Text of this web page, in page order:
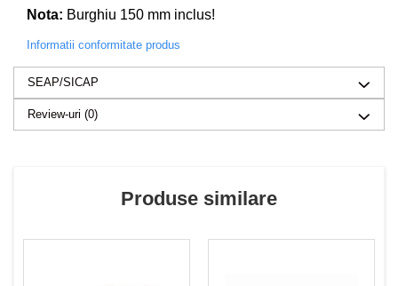
Nota: Burghiu 150 mm inclus!
Informatii conformitate produs
SEAP/SICAP
Review-uri (0)
Produse similare